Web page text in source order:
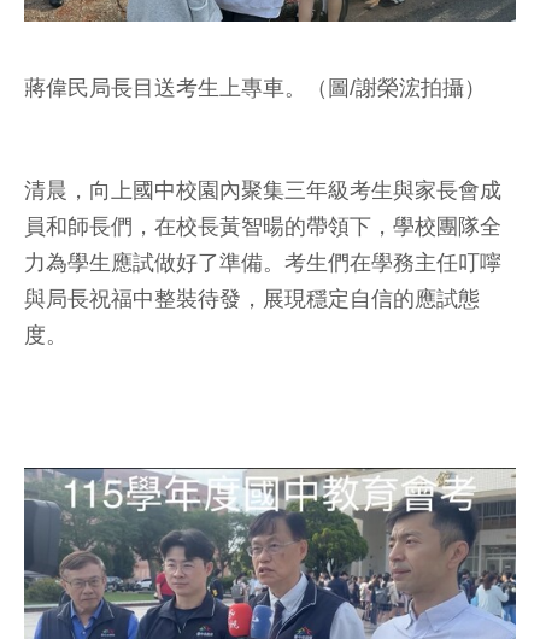
蔣偉民局長目送考生上專車。（圖/謝榮浤拍攝）
清晨，向上國中校園內聚集三年級考生與家長會成
員和師長們，在校長黃智暘的帶領下，學校團隊全
力為學生應試做好了準備。考生們在學務主任叮嚀
與局長祝福中整裝待發，展現穩定自信的應試態
度。